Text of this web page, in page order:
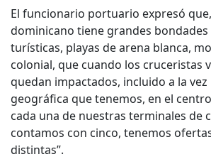
El funcionario portuario expresó
dominicano tiene grandes
turísticas, playas de arena blanca,
colonial, que cuando los cruceristas
quedan impactados, incluido a la vez
geográfica que tenemos, en el
cada una de nuestras terminales de
contamos con cinco, tenemos
distintas”.